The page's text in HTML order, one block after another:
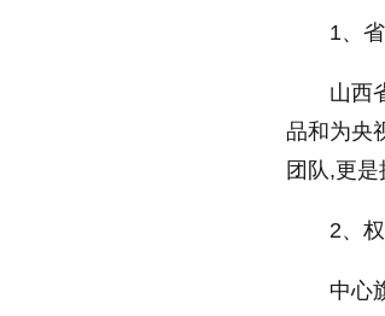
1、
山西
品和为央
团队,更
2、
中心